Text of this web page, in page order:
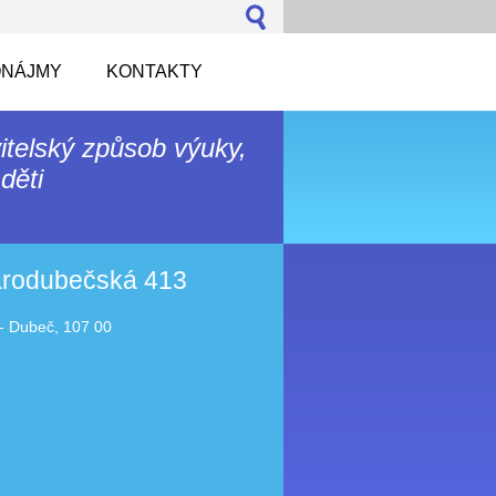
KONTAKTY
způsob výuky,
413
Dubeč, 107 00